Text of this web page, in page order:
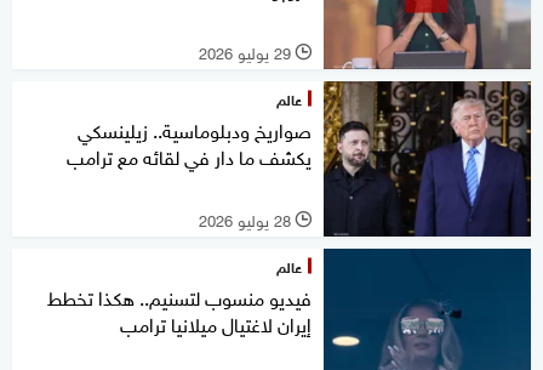
l 29 يوليو 2026
عالم
صواريخ ودبلوماسية.. زيلينسكي
يكشف ما دار في لقائه مع ترامب
l 28 يوليو 2026
عالم
فيديو منسوب لتسنيم.. هكذا تخطط
إيران لاغتيال ميلانيا ترامب